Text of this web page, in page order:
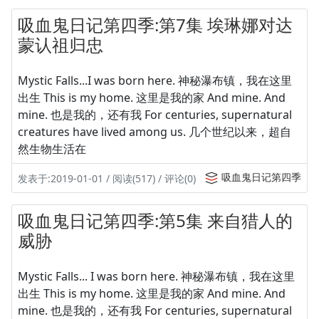
吸血鬼日记第四季:第7集 埃琳娜对达
蒙认祖归忠
Mystic Falls...I was born here. 神秘瀑布镇，我在这里
出生 This is my home. 这里是我的家 And mine. And
mine. 也是我的，还有我 For centuries, supernatural
creatures have lived among us. 几个世纪以来，超自
然生物生活在
发表于:2019-01-01 / 阅读(517) / 评论(0) 吸血鬼日记第四季
吸血鬼日记第四季:第5集 来自猎人的
威胁
Mystic Falls... I was born here. 神秘瀑布镇，我在这里
出生 This is my home. 这里是我的家 And mine. And
mine. 也是我的，还有我 For centuries, supernatural